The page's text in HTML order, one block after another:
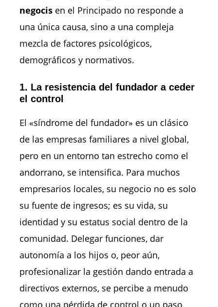
negocis en el Principado no responde a
una única causa, sino a una compleja
mezcla de factores psicológicos,
demográficos y normativos.
1. La resistencia del fundador a ceder
el control
El «síndrome del fundador» es un clásico
de las empresas familiares a nivel global,
pero en un entorno tan estrecho como el
andorrano, se intensifica. Para muchos
empresarios locales, su negocio no es solo
su fuente de ingresos; es su vida, su
identidad y su estatus social dentro de la
comunidad. Delegar funciones, dar
autonomía a los hijos o, peor aún,
profesionalizar la gestión dando entrada a
directivos externos, se percibe a menudo
como una pérdida de control o un paso